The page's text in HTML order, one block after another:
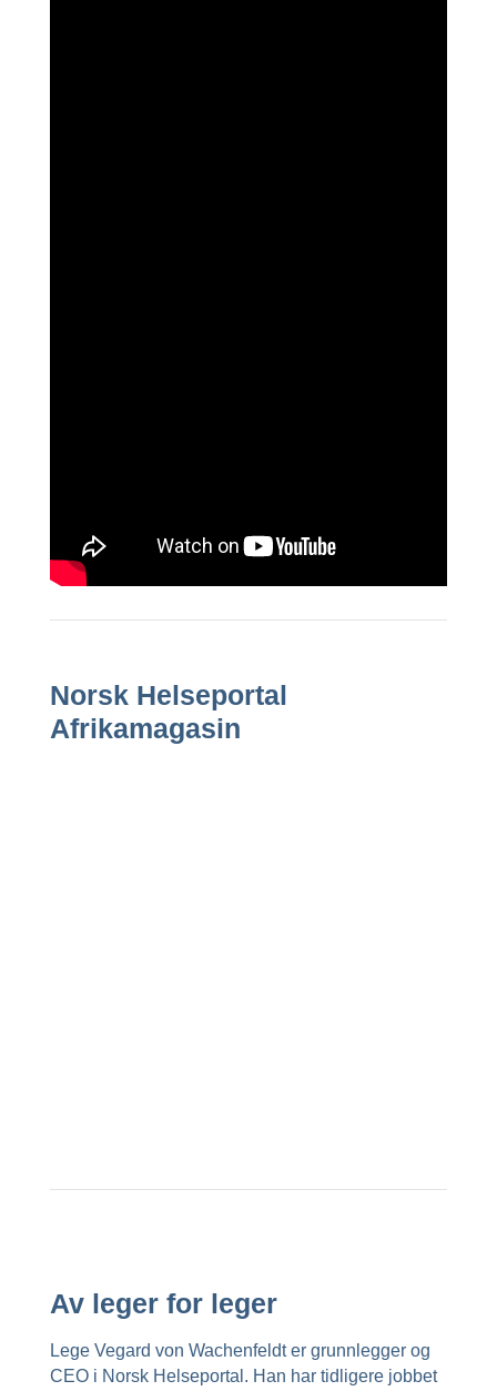
Norsk Helseportal
Afrikamagasin
Av leger for leger
Lege Vegard von Wachenfeldt er grunnlegger og
CEO i Norsk Helseportal. Han har tidligere jobbet